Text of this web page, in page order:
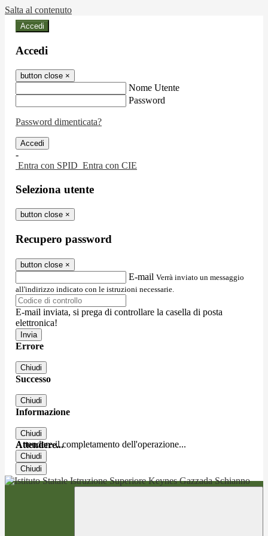
Salta al contenuto
Accedi
Accedi
button close ×
Nome Utente
Password
Password dimenticata?
-
Entra con SPID Entra con CIE
Seleziona utente
button close ×
Recupero password
button close ×
E-mail Verrà inviato un messaggio
all'indirizzo indicato con le istruzioni necessarie.
E-mail inviata, si prega di controllare la casella di posta
elettronica!
Errore
Chiudi
Successo
Chiudi
Informazione
Chiudi
Attendere...
Attendere il completamento dell'operazione...
Chiudi
Chiudi